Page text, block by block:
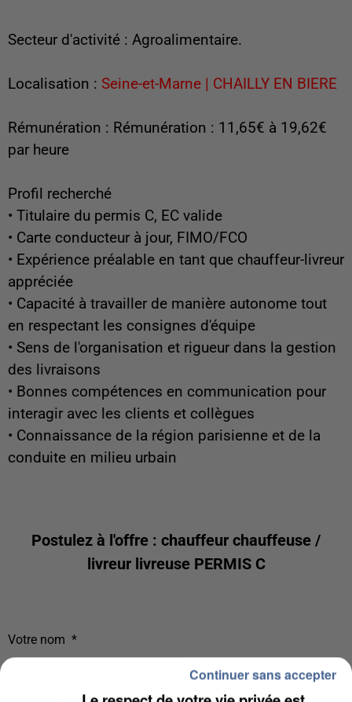
Secteur d'activité : Agroalimentaire.
Localisation : Seine-et-Marne | CHAILLY EN BIERE
Rémunération : Rémunération : 11,65€ à 19,62€
par heure
Profil recherché
• Titulaire du permis C, EC valide
• Carte conducteur à jour, FIMO/FCO
• Expérience préalable en tant que chauffeur-livreur
appréciée
• Capacité à travailler de manière autonome tout
en respectant les consignes d'équipe
• Sens de l'organisation et rigueur dans la gestion
des livraisons
• Bonnes compétences en communication pour
interagir avec les clients et collègues
• Connaissance de la région parisienne et de la
conduite en milieu urbain
Postulez à l'offre : chauffeur chauffeuse /
livreur livreuse PERMIS C
Votre nom *
Continuer sans accepter